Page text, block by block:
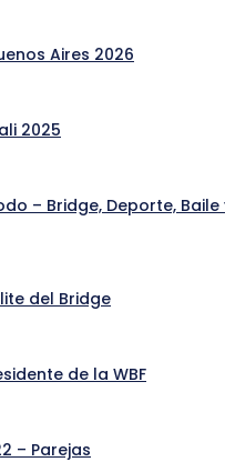
Aires 2026
2025
– Bridge, Deporte, Baile
del Bridge
de la WBF
– Parejas